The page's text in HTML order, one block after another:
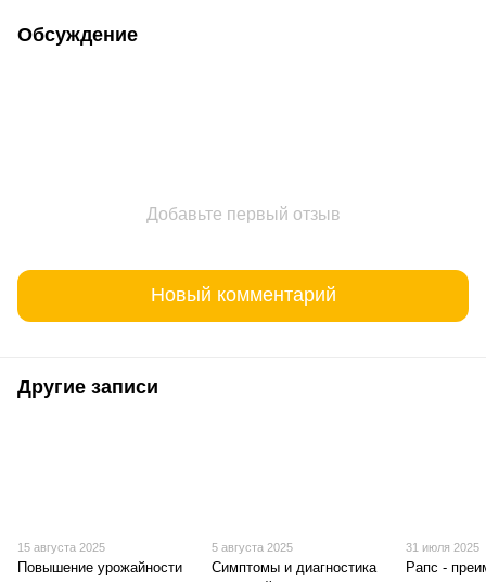
Обсуждение
Добавьте первый отзыв
Новый комментарий
Другие записи
15 августа 2025
Повышение урожайности
5 августа 2025
Симптомы и диагностика
31 июля 2025
Рапс -